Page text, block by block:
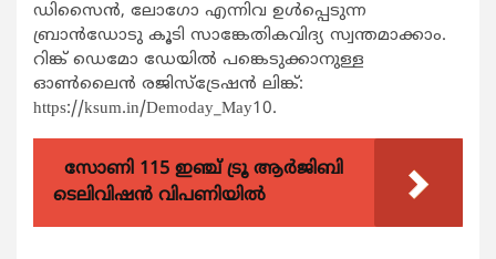
ഡിസൈന്‍, ലോഗോ എന്നിവ ഉള്‍പ്പെടുന്ന
ബ്രാന്‍ഡോടു കൂടി സാങ്കേതികവിദ്യ സ്വന്തമാക്കാം.
റിങ്ക് ഡെമോ ഡേയില്‍ പങ്കെടുക്കാനുള്ള
ഓണ്‍ലൈന്‍ രജിസ്ട്രേഷന്‍ ലിങ്ക്:
https://ksum.in/Demoday_May10.
സോണി 115 ഇഞ്ച് ട്രൂ ആർജിബി
ടെലിവിഷൻ വിപണിയിൽ